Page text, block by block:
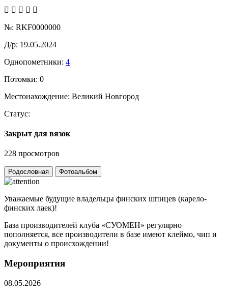
№: RKF0000000
Д/р: 19.05.2024
Однопометники: 4
Потомки: 0
Местонахождение: Великий Новгород
Статус:
Закрыт для вязок
228 просмотров
Родословная Фотоальбом
Уважаемые будущие владельцы финских шпицев (карело-
финских лаек)!
База производителей клуба «СУОМЕН» регулярно
пополняется, все производители в базе имеют клеймо, чип и
документы о происхождении!
Мероприятия
08.05.2026